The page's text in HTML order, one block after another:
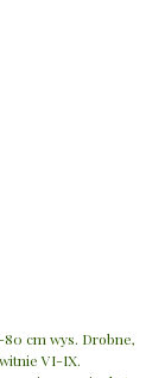
cm wys. Drobne,
VI-IX.